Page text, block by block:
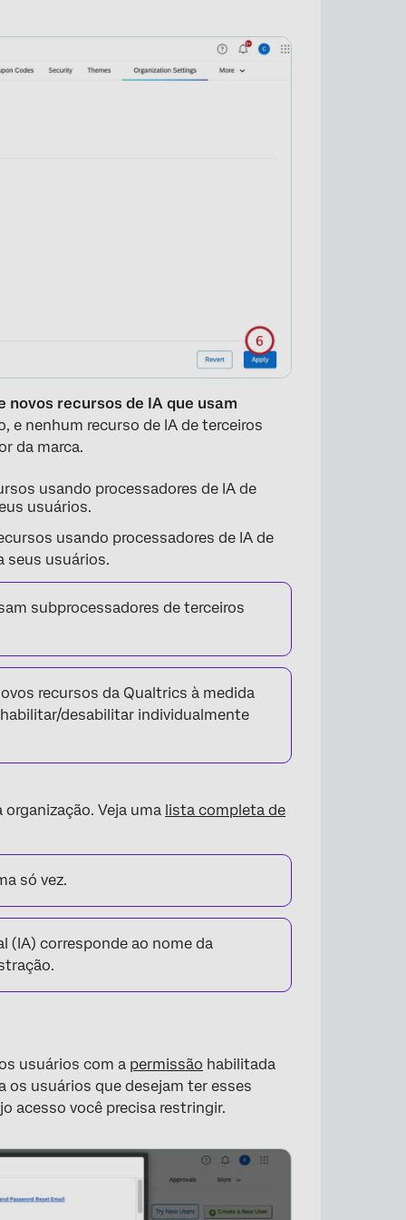
×
recursos de IA que usam
e nenhum recurso de IA de terceiros
da marca.
usando processadores de IA de
usuários.
usando processadores de IA de
seus usuários.
subprocessadores de terceiros
recursos da Qualtrics à medida
desabilitar individualmente
Veja uma lista completa de
só vez.
(IA) corresponde ao nome da
usuários com a permissão habilitada
os usuários que desejam ter esses
acesso você precisa restringir.